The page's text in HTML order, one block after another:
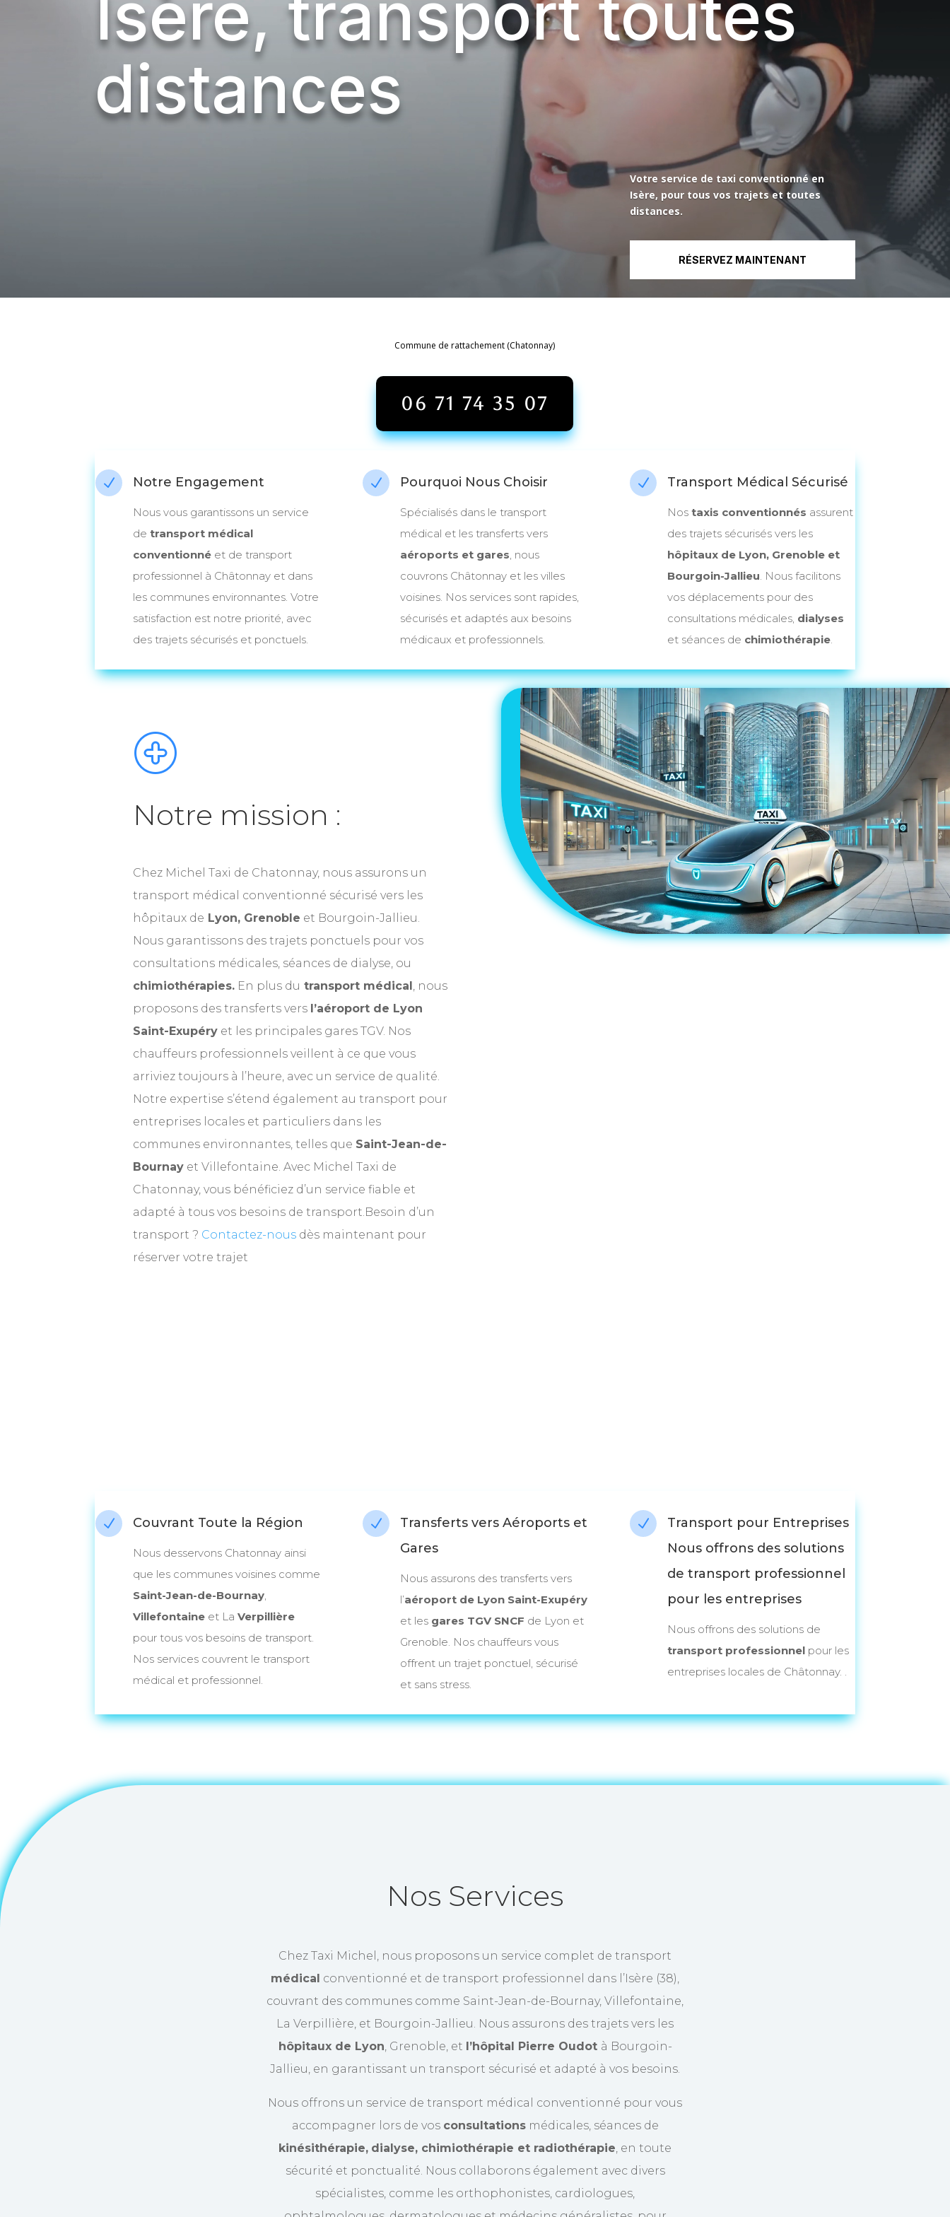
distances
Votre service de taxi conventionné en
Isère, pour tous vos trajets et toutes
distances.
RÉSERVEZ MAINTENANT
Commune de rattachement (Chatonnay)
06 71 74 35 07
N Notre Engagement
Nous vous garantissons un service
de transport médical
conventionnéet de transport
professionnel à Châtonnay et dans
les communes environnantes. Votre
satisfaction est notre priorité, avec
des trajets sécurisés et ponctuels.
N Pourquoi Nous Choisir
Spécialisés dans le transport
médical et les transferts vers
aéroports et gares , nous
couvrons Châtonnay et les villes
voisines. Nos services sont rapides,
sécurisés et adaptés aux besoins
médicaux et professionnels.
N Transport Médical Sécurisé
Nostaxis conventionnés assurent
des trajets sécurisés vers les
hôpitaux de Lyon, Grenoble et
Bourgoin-Jallieu . Nous facilitons
vos déplacements pour des
consultations médicales, dialyses
et séances de chimiothérapie
Notre mission :
Chez Michel Taxi de Chatonnay, nous assurons un
transport médical conventionné sécurisé vers les
hôpitaux de Lyon, Grenoble et Bourgoin-Jallieu.
Nous garantissons des trajets ponctuels pour vos
consultations médicales, séances de dialyse, ou
chimiothérapies. En plus du transport médical , nous
proposons des transferts vers l’aéroport de Lyon
Saint-Exupéry et les principales gares TGV. Nos
chauffeurs professionnels veillent à ce que vous
arriviez toujours à l’heure, avec un service de qualité.
Notre expertise s’étend également au transport pour
entreprises locales et particuliers dans les
communes environnantes, telles que Saint-Jean-de-
Bournay et Villefontaine. Avec Michel Taxi de
Chatonnay, vous bénéficiez d’un service fiable et
adapté à tous vos besoins de transport. Besoin d’un
transport ? Contactez-nous dès maintenant pour
réserver votre trajet
N Couvrant Toute la Région
Nous desservons Chatonnay ainsi
que les communes voisines comme
Saint-Jean-de-Bournay,
Villefontaineet La Verpillière
pour tous vos besoins de transport.
Nos services couvrent le transport
médical et professionnel.
N
Transferts vers Aéroports et
Gares
Nous assurons des transferts vers
l’aéroport de Lyon Saint-Exupéry
et les gares TGV SNCF de Lyon et
Grenoble. Nos chauffeurs vous
offrent un trajet ponctuel, sécurisé
et sans stress.
N
Transport pour Entreprises
Nous offrons des solutions
de transport professionnel
pour les entreprises
Nous offrons des solutions de
transport professionnel pour les
entreprises locales de Châtonnay. .
Nos Services
Chez Taxi Michel, nous proposons un service complet de transport
médical conventionné et de transport professionnel dans l’Isère (38),
couvrant des communes comme Saint-Jean-de-Bournay, Villefontaine,
La Verpillière, et Bourgoin-Jallieu. Nous assurons des trajets vers les
hôpitaux de Lyon, Grenoble, et l’hôpital Pierre Oudot à Bourgoin-
Jallieu, en garantissant un transport sécurisé et adapté à vos besoins.
Nous offrons un service de transport médical conventionné pour vous
accompagner lors de vos consultationsmédicales, séances de
kinésithérapie, dialyse, chimiothérapie et radiothérapie, en toute
sécurité et ponctualité. Nous collaborons également avec divers
spécialistes, comme les orthophonistes, cardiologues,